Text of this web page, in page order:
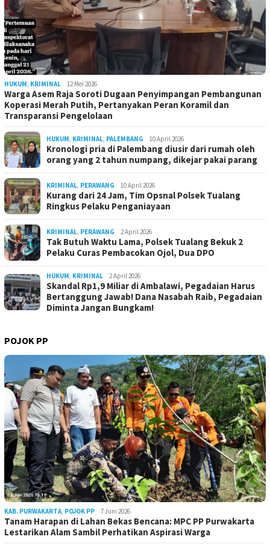
HUKUM, KRIMINAL 12 Mei 2026
Warga Asem Raja Soroti Dugaan Penyimpangan Pembangunan
Koperasi Merah Putih, Pertanyakan Peran Koramil dan
Transparansi Pengelolaan
HUKUM, KRIMINAL, PALEMBANG 10 April 2026
Kronologi pria di Palembang diusir dari rumah oleh
orang yang 2 tahun numpang, dikejar pakai parang
KRIMINAL, PERAWANG 10 April 2026
Kurang dari 24 Jam, Tim Opsnal Polsek Tualang
Ringkus Pelaku Penganiayaan
KRIMINAL, PERAWANG 2 April 2026
Tak Butuh Waktu Lama, Polsek Tualang Bekuk 2
Pelaku Curas Pembacokan Ojol, Dua DPO
HUKUM, KRIMINAL 2 April 2026
Skandal Rp1,9 Miliar di Ambalawi, Pegadaian Harus
Bertanggung Jawab! Dana Nasabah Raib, Pegadaian
Diminta Jangan Bungkam!
POJOK PP
KAB. PURWAKARTA, POJOK PP 7 Juni 2026
Tanam Harapan di Lahan Bekas Bencana: MPC PP Purwakarta
Lestarikan Alam Sambil Perhatikan Aspirasi Warga